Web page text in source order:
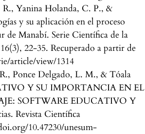
Yanina Holanda, C. P., &
y su aplicación en el proceso
de Manabí. Serie Científica de la
22-35. Recuperado a partir de
article/view/1314
Ponce Delgado, L. M., & Tóala
Y SU IMPORTANCIA EN EL
SOFTWARE EDUCATIVO Y
Revista Científica
10.47230/unesum-